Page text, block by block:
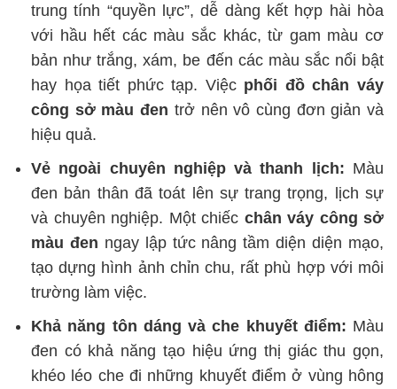
trung tính “quyền lực”, dễ dàng kết hợp hài hòa
với hầu hết các màu sắc khác, từ gam màu cơ
bản như trắng, xám, be đến các màu sắc nổi bật
hay họa tiết phức tạp. Việc phối đồ chân váy
công sở màu đen trở nên vô cùng đơn giản và
hiệu quả.
Vẻ ngoài chuyên nghiệp và thanh lịch: Màu
đen bản thân đã toát lên sự trang trọng, lịch sự
và chuyên nghiệp. Một chiếc chân váy công sở
màu đen ngay lập tức nâng tầm diện diện mạo,
tạo dựng hình ảnh chỉn chu, rất phù hợp với môi
trường làm việc.
Khả năng tôn dáng và che khuyết điểm: Màu
đen có khả năng tạo hiệu ứng thị giác thu gọn,
khéo léo che đi những khuyết điểm ở vùng hông